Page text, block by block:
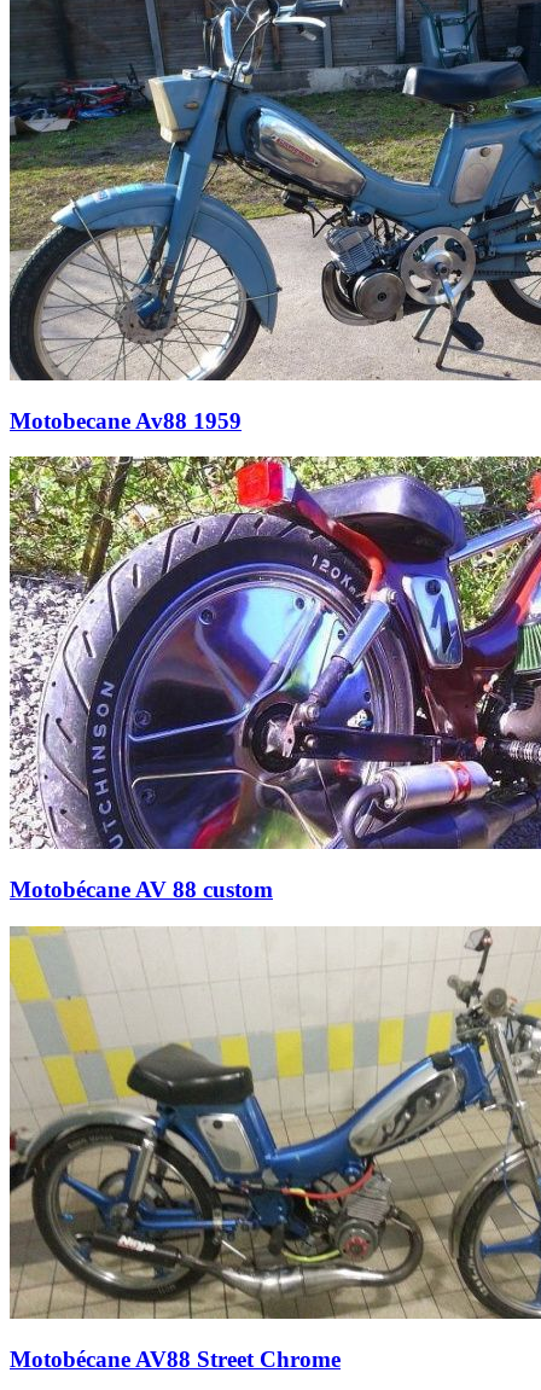
Motobecane Av88 1959
Motobécane AV 88 custom
Motobécane AV88 Street Chrome